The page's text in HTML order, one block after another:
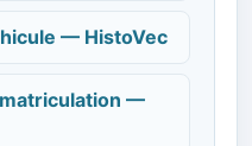
— HistoVec
—